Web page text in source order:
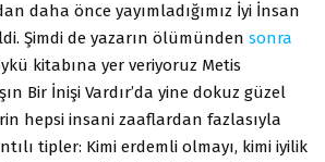
daha önce yayımladığımız İyi İnsan
Şimdi de yazarın ölümünden sonra
kitabına yer veriyoruz Metis
Bir İnişi Vardır’da yine dokuz güzel
hepsi insani zaaflardan fazlasıyla
tipler: Kimi erdemli olmayı, kimi iyilik